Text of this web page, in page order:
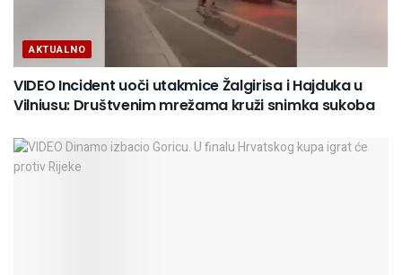
AKTUALNO
VIDEO Incident uoči utakmice Žalgirisa i Hajduka u
Vilniusu: Društvenim mrežama kruži snimka sukoba